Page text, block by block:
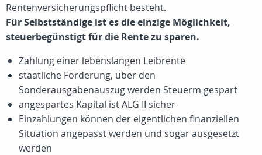
Rentenversicherungspflicht besteht.
Für Selbstständige ist es die einzige Möglichkeit,
steuerbegünstigt für die Rente zu sparen.
Zahlung einer lebenslangen Leibrente
staatliche Förderung, über den
Sonderausgabenauszug werden Steuerm gespart
angespartes Kapital ist ALG II sicher
Einzahlungen können der eigentlichen finanziellen
Situation angepasst werden und sogar ausgesetzt
werden